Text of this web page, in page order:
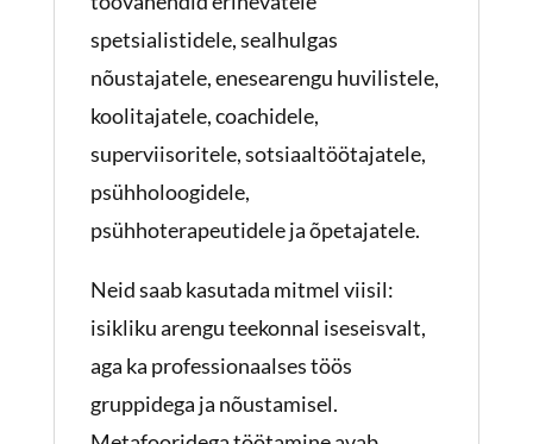
spetsialistidele, sealhulgas
nõustajatele, enesearengu huvilistele,
koolitajatele, coachidele,
superviisoritele, sotsiaaltöötajatele,
psühholoogidele,
psühhoterapeutidele ja õpetajatele.
Neid saab kasutada mitmel viisil:
isikliku arengu teekonnal iseseisvalt,
aga ka professionaalses töös
gruppidega ja nõustamisel.